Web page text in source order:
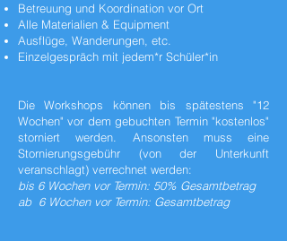
Betreuung und Koordination vor Ort
Alle Materialien & Equipment
Ausflüge, Wanderungen, etc.
Einzelgespräch mit jedem*r Schüler*in
Die Workshops können bis spätestens "12
Wochen" vor dem gebuchten Termin "kostenlos"
storniert werden. Ansonsten muss eine
Stornierungsgebühr (von der Unterkunft
veranschlagt) verrechnet werden:
bis 6 Wochen vor Termin: 50% Gesamtbetrag
ab 6 Wochen vor Termin: Gesamtbetrag